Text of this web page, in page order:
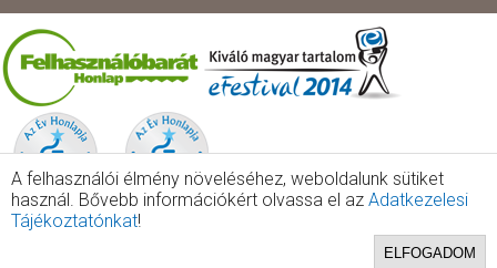
A felhasználói élmény növeléséhez, weboldalunk sütiket
használ. Bővebb információkért olvassa el az Adatkezelesi
Tájékoztatónkat!
ELFOGADOM